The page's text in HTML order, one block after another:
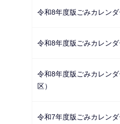
令和8年度版ごみカレンダ
令和8年度版ごみカレンダ
令和8年度版ごみカレン
区）
令和7年度版ごみカレン